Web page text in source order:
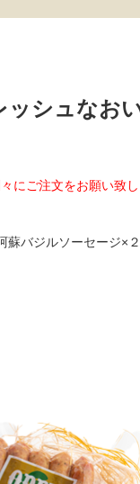
ッシュなお
にご注文をお願い致し
バジルソーセージ×２